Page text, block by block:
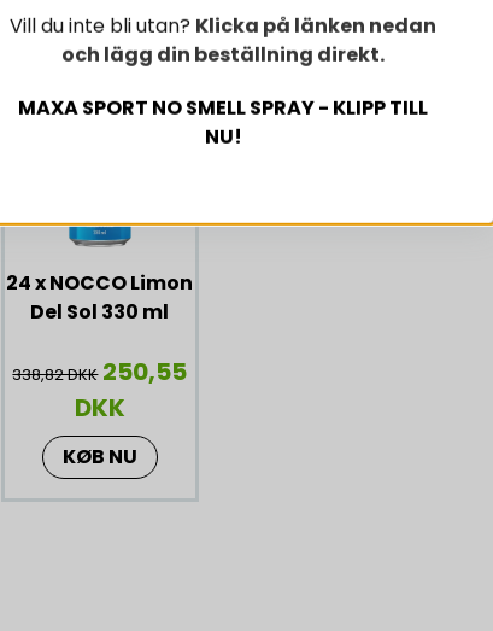
känsliga för koffeinOBS
Rekommenderas ej för
rekommenderas ej. Vi
24 x NOCCO Limon
Del Sol 330 ml
338,82 DKK 250,55
DKK
KØB NU
Vill du inte bli utan? Klicka på länken nedan
och lägg din beställning direkt.
MAXA SPORT NO SMELL SPRAY - KLIPP TILL
NU!